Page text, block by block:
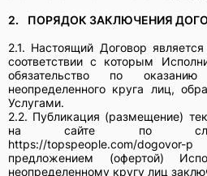
2.
ПОРЯДОК ЗАКЛЮЧЕНИЯ
2.1. Настоящий Договор
соответствии с которым
обязательство по
неопределенного круга лиц,
Услугами.
2.2. Публикация (размещение)
на сайте по
https://topspeople.com/
предложением (офертой)
неопределенному кругу лиц